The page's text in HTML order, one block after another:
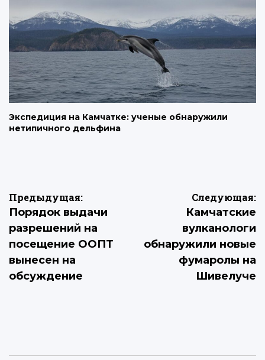
Экспедиция на Камчатке: ученые обнаружили
нетипичного дельфина
Навигация
по
записям
Предыдущая:
Порядок выдачи
разрешений на
посещение ООПТ
вынесен на
обсуждение
Следующая:
Камчатские
вулканологи
обнаружили новые
фумаролы на
Шивелуче